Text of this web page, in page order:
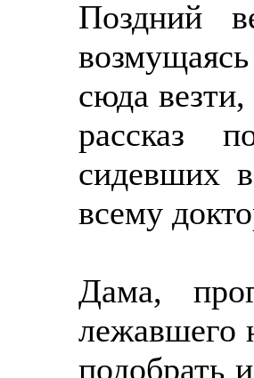
Поздний
возмущаясь
сюда
рассказ
сидевших
всему
Дама,
лежавшего
подобрать